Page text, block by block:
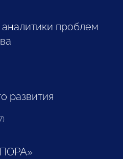
проблем
развития